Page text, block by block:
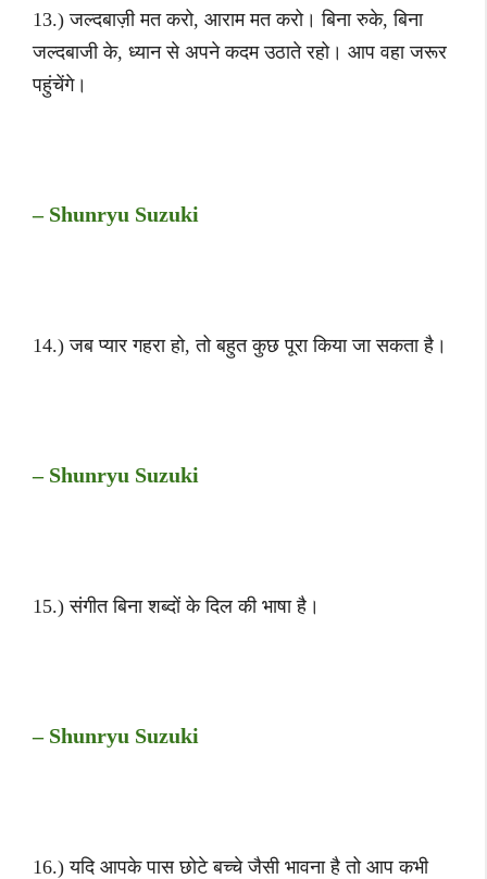
13.) जल्दबाज़ी मत करो, आराम मत करो। बिना रुके, बिना
जल्दबाजी के, ध्यान से अपने कदम उठाते रहो। आप वहा जरूर
पहुंचेंगे।
– Shunryu Suzuki
14.) जब प्यार गहरा हो, तो बहुत कुछ पूरा किया जा सकता है।
– Shunryu Suzuki
15.) संगीत बिना शब्दों के दिल की भाषा है।
– Shunryu Suzuki
16.) यदि आपके पास छोटे बच्चे जैसी भावना है तो आप कभी